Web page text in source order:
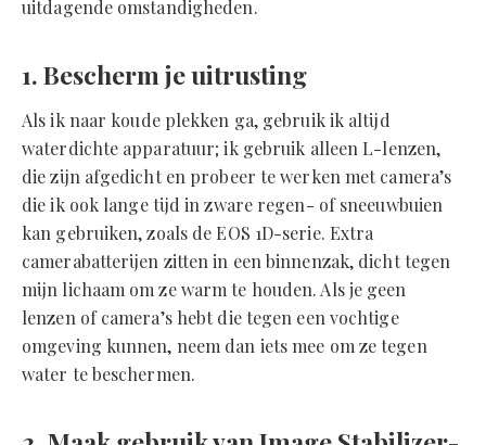
uitdagende omstandigheden.
1. Bescherm je uitrusting
Als ik naar koude plekken ga, gebruik ik altijd
waterdichte apparatuur; ik gebruik alleen L-lenzen,
die zijn afgedicht en probeer te werken met camera’s
die ik ook lange tijd in zware regen- of sneeuwbuien
kan gebruiken, zoals de EOS 1D-serie. Extra
camerabatterijen zitten in een binnenzak, dicht tegen
mijn lichaam om ze warm te houden. Als je geen
lenzen of camera’s hebt die tegen een vochtige
omgeving kunnen, neem dan iets mee om ze tegen
water te beschermen.